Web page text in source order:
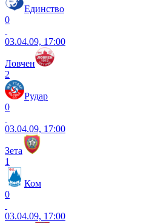
Единство
0
03.04.09, 17:00
Ловчен
2
Рудар
0
03.04.09, 17:00
Зета
1
Ком
0
03.04.09, 17:00